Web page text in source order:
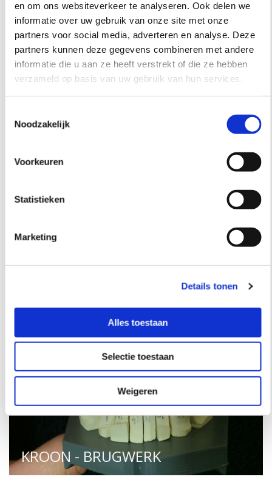
en om ons websiteverkeer te analyseren. Ook delen we
informatie over uw gebruik van onze site met onze
partners voor social media, adverteren en analyse. Deze
partners kunnen deze gegevens combineren met andere
informatie die u aan ze heeft verstrekt of die ze hebben
verzameld op basis van uw gebruik van hun services.
Noodzakelijk
Voorkeuren
Statistieken
Marketing
Details tonen
Alles toestaan
Selectie toestaan
Weigeren
bekend staat om haar producten binnen de
implantologie en cadcam.
Wij verwerken diverse types implantaten o.a.
Branemark, Biomet, Straumann ITI, Camlog, Astra,
Thommen, Dentsply/Friadent, Zimmer/Implacom.
stabilisatiesplinten, nightguards, gebitsbeschermers,
bleeklepels, spalken en MRA's,
KROON - BRUGWERK